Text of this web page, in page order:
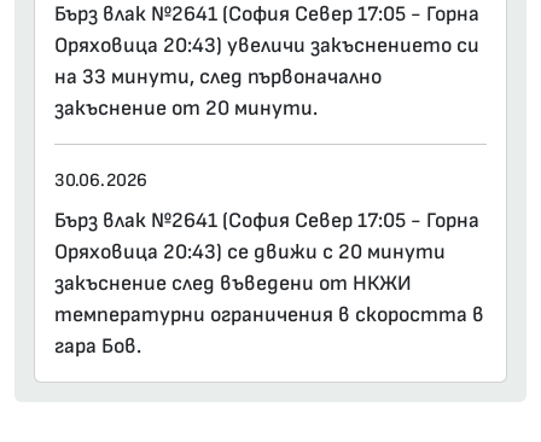
Бърз влак №2641 (София Север 17:05 - Горна
Оряховица 20:43) увеличи закъснението си
на 33 минути, след първоначално
закъснение от 20 минути.
30.06.2026
Бърз влак №2641 (София Север 17:05 - Горна
Оряховица 20:43) се движи с 20 минути
закъснение след въведени от НКЖИ
температурни ограничения в скоростта в
гара Бов.